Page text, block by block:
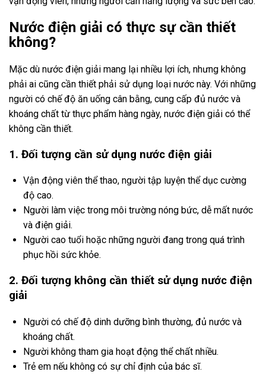
Nước điện giải có thực sự cần thiết
không?
Mặc dù nước điện giải mang lại nhiều lợi ích, nhưng không
phải ai cũng cần thiết phải sử dụng loại nước này. Với những
người có chế độ ăn uống cân bằng, cung cấp đủ nước và
khoáng chất từ thực phẩm hàng ngày, nước điện giải có thể
không cần thiết.
1. Đối tượng cần sử dụng nước điện giải
Vận động viên thể thao, người tập luyện thể dục cường
độ cao.
Người làm việc trong môi trường nóng bức, dễ mất nước
và điện giải.
Người cao tuổi hoặc những người đang trong quá trình
phục hồi sức khỏe.
2. Đối tượng không cần thiết sử dụng nước điện
giải
Người có chế độ dinh dưỡng bình thường, đủ nước và
khoáng chất.
Người không tham gia hoạt động thể chất nhiều.
Trẻ em nếu không có sự chỉ định của bác sĩ.